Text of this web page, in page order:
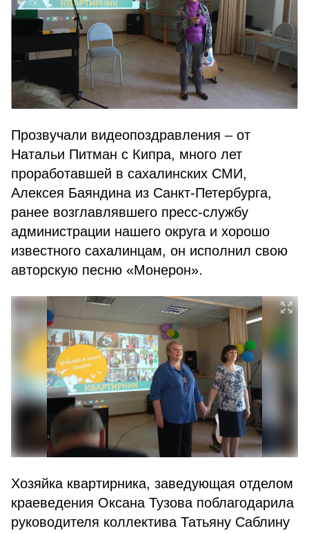
Прозвучали видеопоздравления – от
Натальи Питман с Кипра, много лет
проработавшей в сахалинских СМИ,
Алексея Баяндина из Санкт-Петербурга,
ранее возглавлявшего пресс-службу
администрации нашего округа и хорошо
известного сахалинцам, он исполнил свою
авторскую песню «Монерон».
Хозяйка квартирника, заведующая отделом
краеведения Оксана Тузова поблагодарила
руководителя коллектива Татьяну Саблину